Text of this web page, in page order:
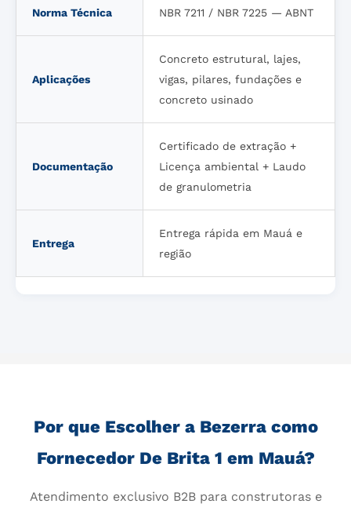
Norma Técnica NBR 7211 / NBR 7225 — ABNT
Aplicações
Concreto estrutural, lajes,
vigas, pilares, fundações e
concreto usinado
Documentação
Certificado de extração +
Licença ambiental + Laudo
de granulometria
Entrega
Entrega rápida em Mauá e
região
Por que Escolher a Bezerra como
Fornecedor De Brita 1 em Mauá?
Atendimento exclusivo B2B para construtoras e